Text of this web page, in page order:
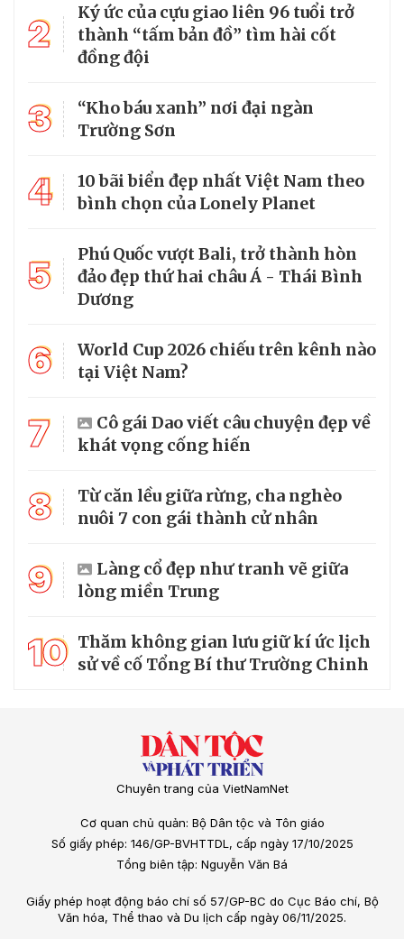
2
Ký ức của cựu giao liên 96 tuổi trở
thành “tấm bản đồ” tìm hài cốt
đồng đội
3
“Kho báu xanh” nơi đại ngàn
Trường Sơn
4
10 bãi biển đẹp nhất Việt Nam theo
bình chọn của Lonely Planet
5
Phú Quốc vượt Bali, trở thành hòn
đảo đẹp thứ hai châu Á - Thái Bình
Dương
6
World Cup 2026 chiếu trên kênh nào
tại Việt Nam?
7
Cô gái Dao viết câu chuyện đẹp về
khát vọng cống hiến
8
Từ căn lều giữa rừng, cha nghèo
nuôi 7 con gái thành cử nhân
9
Làng cổ đẹp như tranh vẽ giữa
lòng miền Trung
10 Thăm không gian lưu giữ kí ức lịch
sử về cố Tổng Bí thư Trường Chinh
Chuyên trang của VietNamNet
Cơ quan chủ quản: Bộ Dân tộc và Tôn giáo
Số giấy phép: 146/GP-BVHTTDL, cấp ngày 17/10/2025
Tổng biên tập: Nguyễn Văn Bá
Giấy phép hoạt động báo chí số 57/GP-BC do Cục Báo chí, Bộ
Văn hóa, Thể thao và Du lịch cấp ngày 06/11/2025.